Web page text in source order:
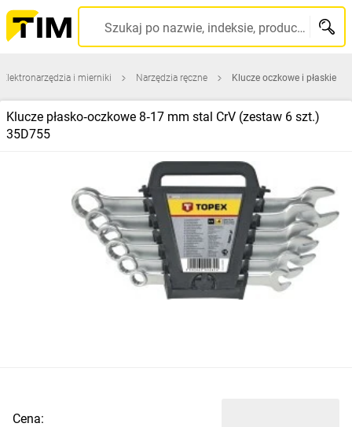
Szukaj po nazwie, indeksie, producencie, kodzie kreskowym...
Elektronarzędzia i mierniki Narzędzia ręczne Klucze oczkowe i płaskie
Klucze płasko‑oczkowe 8‑17 mm stal CrV (zestaw 6 szt.)
35D755
Cena: